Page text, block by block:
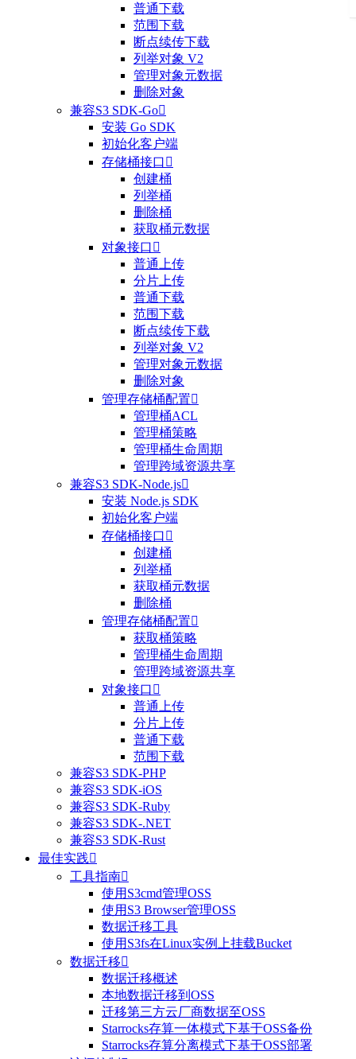
普通下载
范围下载
断点续传下载
列举对象 V2
管理对象元数据
删除对象
兼容S3 SDK-Go
安装 Go SDK
初始化客户端
存储桶接口 
创建桶
列举桶
删除桶
获取桶元数据
对象接口 
普通上传
分片上传
普通下载
范围下载
断点续传下载
列举对象 V2
管理对象元数据
删除对象
管理存储桶配置
管理桶ACL
管理桶策略
管理桶生命周期
管理跨域资源共享
兼容S3 SDK-Node.js
安装 Node.js SDK
初始化客户端
存储桶接口 
创建桶
列举桶
获取桶元数据
删除桶
管理存储桶配置
获取桶策略
管理桶生命周期
管理跨域资源共享
对象接口 
普通上传
分片上传
普通下载
范围下载
兼容S3 SDK-PHP
兼容S3 SDK-iOS
兼容S3 SDK-Ruby
兼容S3 SDK-.NET
兼容S3 SDK-Rust
最佳实践
工具指南
使用S3cmd管理OSS
使用S3 Browser管理OSS
数据迁移工具
使用S3fs在Linux实例上挂载Bucket
数据迁移
数据迁移概述
本地数据迁移到OSS
迁移第三方云厂商数据至OSS
Starrocks存算一体模式下基于OSS备份
Starrocks存算分离模式下基于OSS部署